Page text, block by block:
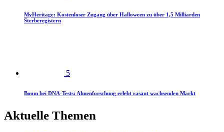
MyHeritage: Kostenloser Zugang über Halloween zu über 1,5 Milliarden
Sterberegistern
5
Boom bei DNA-Tests: Ahnenforschung erlebt rasant wachsenden Markt
Aktuelle Themen